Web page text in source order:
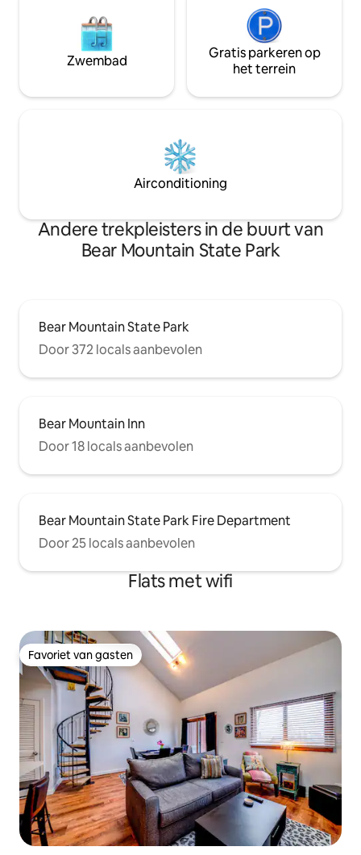
Zwembad
Gratis parkeren op
het terrein
Airconditioning
Andere trekpleisters in de buurt van
Bear Mountain State Park
Bear Mountain State Park
Door 372 locals aanbevolen
Bear Mountain Inn
Door 18 locals aanbevolen
Bear Mountain State Park Fire Department
Door 25 locals aanbevolen
Flats met wifi
Favoriet van gasten
Favoriet van gasten